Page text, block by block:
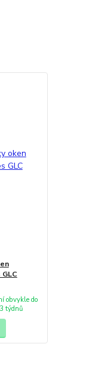
obvykle do
3 týdnů